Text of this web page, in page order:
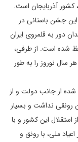
کشور آذربایجان است.
جشن باستانی در
دور به قلمروی ایران
شده است. از طرفی،
سال نوروز را به‌ طور
از جانب دولت و از
رونقی نداشت و بسیار
این کشور و با
ملی، با رونق و